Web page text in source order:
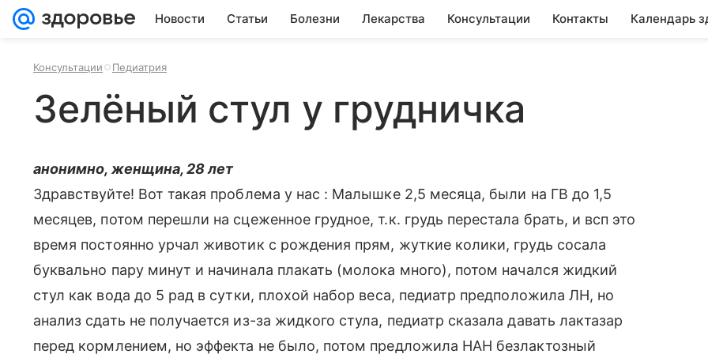
Новости Статьи Болезни Лекарства Консультации Контакты Календарь
Консультации Педиатрия
Зелёный стул у грудничка
анонимно, женщина, 28 лет
Здравствуйте! Вот такая проблема у нас : Малышке 2,5 месяца, были на ГВ до 1,5
месяцев, потом перешли на сцеженное грудное, т.к. грудь перестала брать, и всп это
время постоянно урчал животик с рождения прям, жуткие колики, грудь сосала
буквально пару минут и начинала плакать (молока много), потом начался жидкий
стул как вода до 5 рад в сутки, плохой набор веса, педиатр предположила ЛН, но
анализ сдать не получается из-за жидкого стула, педиатр сказала давать лактазар
перед кормлением, но эффекта не было, потом предложила НАН безлактозный